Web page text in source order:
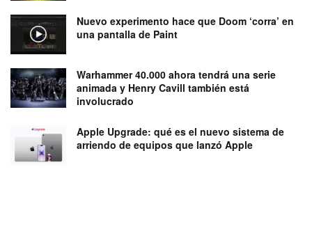
Nuevo experimento hace que Doom ‘corra’ en
una pantalla de Paint
Warhammer 40.000 ahora tendrá una serie
animada y Henry Cavill también está
involucrado
Apple Upgrade: qué es el nuevo sistema de
arriendo de equipos que lanzó Apple